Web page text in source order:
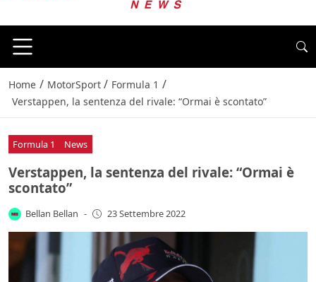
Home / MotorSport / Formula 1 /
Verstappen, la sentenza del rivale: “Ormai è scontato”
Formula 1 News
Verstappen, la sentenza del rivale: “Ormai è
scontato”
Bellan Bellan - 23 Settembre 2022